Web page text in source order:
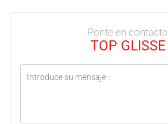
Ponte en contacto
TOP GLISSE